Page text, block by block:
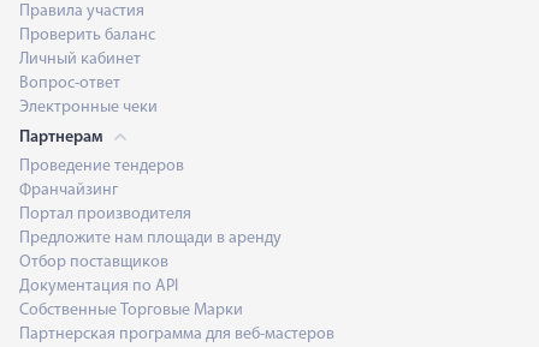
Правила участия
Проверить баланс
Личный кабинет
Вопрос-ответ
Электронные чеки
Партнерам
Проведение тендеров
Франчайзинг
Портал производителя
Предложите нам площади в аренду
Отбор поставщиков
Документация по API
Собственные Торговые Марки
Партнерская программа для веб-мастеров